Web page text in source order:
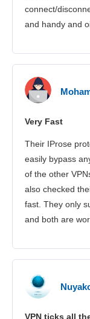
connect/
and handy and
Very Fast
Their IProse
easily bypass
of the other
also checked
fast. They only
and both are
VPN ticks all